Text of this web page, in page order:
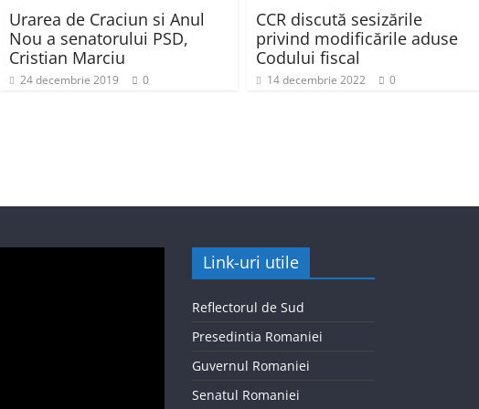
Urarea de Craciun si Anul
Nou a senatorului PSD,
Cristian Marciu
24 decembrie 2019 0
CCR discută sesizările
privind modificările aduse
Codului fiscal
14 decembrie 2022 0
Link-uri utile
Reflectorul de Sud
Presedintia Romaniei
Guvernul Romaniei
Senatul Romaniei